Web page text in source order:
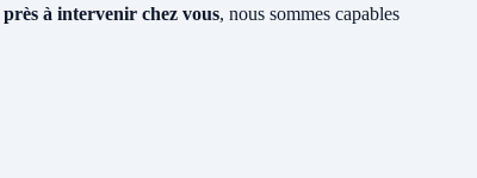
près à intervenir chez vous, nous sommes capables